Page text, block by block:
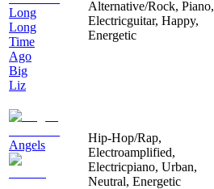
Long
Long
Time
Ago
Big
Liz
Alternative/Rock, Piano,
Electricguitar, Happy,
Energetic
Angels
Hip-Hop/Rap,
Electroamplified,
Electricpiano, Urban,
Neutral, Energetic